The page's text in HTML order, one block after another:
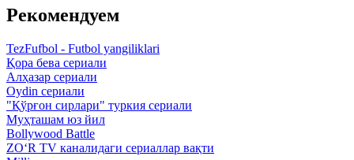
Рекомендуем
TezFufbol - Futbol yangiliklari
Қора бева сериали
Алҳазар сериали
Oydin сериали
"Қўрғон сирлари" туркия сериали
Муҳташам юз йил
Bollywood Battle
ZO‘R TV каналидаги сериаллар вақти